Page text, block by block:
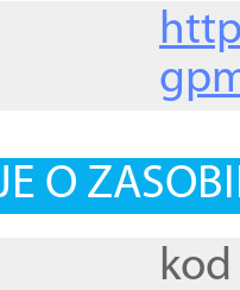
O
kod